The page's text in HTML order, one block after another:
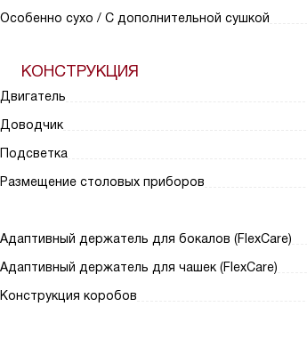
Особенно сухо / С дополнительной сушкой
КОНСТРУКЦИЯ
Двигатель
Доводчик
Подсветка
Размещение столовых приборов
Адаптивный держатель для бокалов (FlexCare)
Адаптивный держатель для чашек (FlexCare)
Конструкция коробов